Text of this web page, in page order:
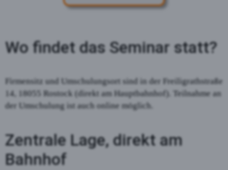
Wo findet das Seminar statt?
Firmensitz und Umschulungsort sind in der Freiligrathstraße
14, 18055 Rostock (direkt am Hauptbahnhof). Teilnahme an
der Umschulung ist auch online möglich.
Zentrale Lage, direkt am
Bahnhof